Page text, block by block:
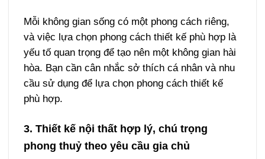
Mỗi không gian sống có một phong cách riêng,
và việc lựa chọn phong cách thiết kế phù hợp là
yếu tố quan trọng để tạo nên một không gian hài
hòa. Bạn cần cân nhắc sở thích cá nhân và nhu
cầu sử dụng để lựa chọn phong cách thiết kế
phù hợp.
3. Thiết kế nội thất hợp lý, chú trọng
phong thuỷ theo yêu cầu gia chủ